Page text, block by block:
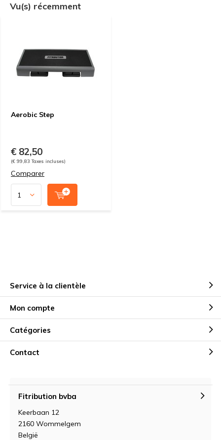
Vu(s) récemment
Aerobic Step
€ 82,50
(€ 99,83 Taxes incluses)
Comparer
Service à la clientèle
Mon compte
Catégories
Contact
Fitribution bvba
Keerbaan 12
2160 Wommelgem
België